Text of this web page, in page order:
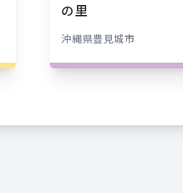
の里
沖縄県豊見城市